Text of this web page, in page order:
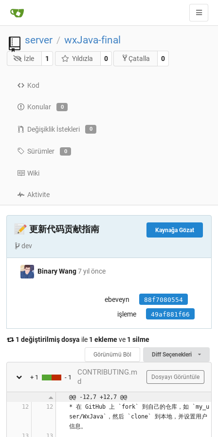
server / wxJava-final
İzle 1 Yıldızla 0 Çatalla 0
Kod
Konular 0
Değişiklik İstekleri 0
Sürümler 0
Wiki
Aktivite
Kaynağa Gözat
📝 更新代码贡献指南
dev
Binary Wang 7 yıl önce
ebeveyn 88f7080554
işleme 49af881f66
1 değiştirilmiş dosya ile 1 eklemeve 1 silme
Görünümü Böl Diff Seçenekleri
+ 1 - 1
CONTRIBUTING.m
d
Dosyayı Görüntüle
@@ -12,7 +12,7 @@
* 在 GitHub 上 `fork` 到自己的仓库，如 `my_u
ser/WxJava`，然后 `clone` 到本地，并设置用户
信息。